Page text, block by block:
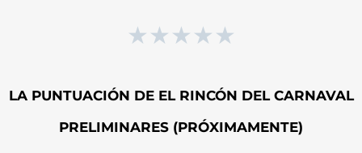
★★★★★
LA PUNTUACIÓN DE EL RINCÓN DEL CARNAVAL
PRELIMINARES (PRÓXIMAMENTE)